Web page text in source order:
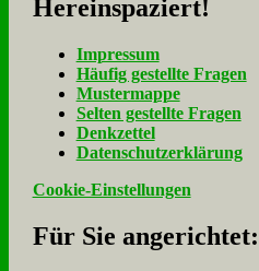
Her­ein­spa­ziert!
Im­pres­sum
Häu­fig ge­stell­te Fra­gen
Mu­ster­map­pe
Sel­ten ge­stell­te Fra­gen
Denk­zet­tel
Da­ten­schutz­er­klä­rung
Cookie-Einstellungen
Für Sie an­ge­rich­tet: